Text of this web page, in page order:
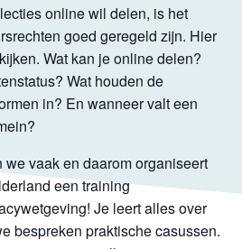
online wil delen, is het
goed geregeld zijn. Hier
Wat kan je online delen?
Wat houden de
in? En wanneer valt een
vaak en daarom organiseert
een training
Je leert alles over
bespreken praktische casussen.